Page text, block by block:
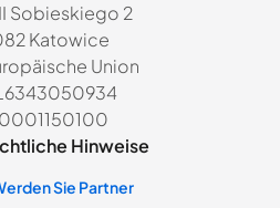
Sobieskiego 2
Katowice
Union
0001150100
Hinweise
Sie Partner